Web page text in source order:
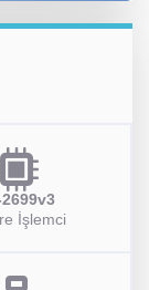
2699v3
İşlemci